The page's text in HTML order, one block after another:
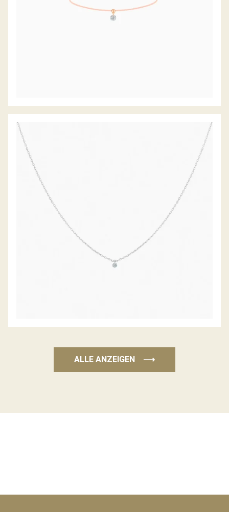
ALLE ANZEIGEN ⟶